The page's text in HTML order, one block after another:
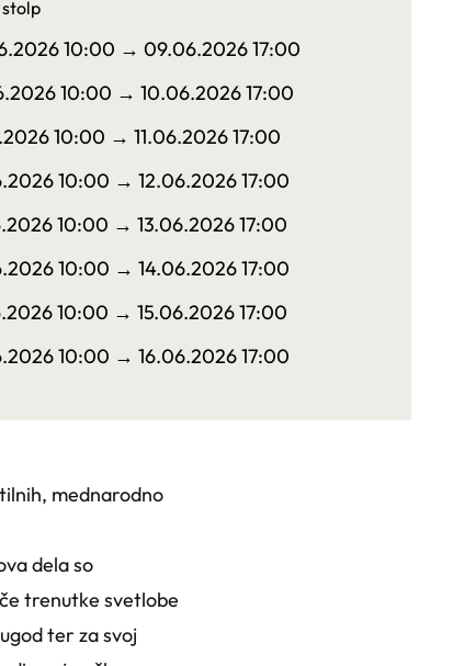
10:00 → 09.06.2026 17:00
10:00 → 10.06.2026 17:00
10:00 → 11.06.2026 17:00
10:00 → 12.06.2026 17:00
10:00 → 13.06.2026 17:00
10:00 → 14.06.2026 17:00
10:00 → 15.06.2026 17:00
10:00 → 16.06.2026 17:00
mednarodno
dela so
trenutke svetlobe
ter za svoj